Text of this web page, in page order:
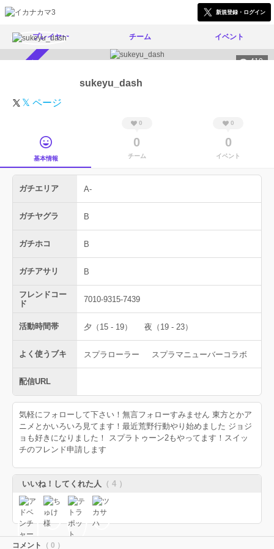
新規登録・ログイン
プレイヤー チーム イベント
419
sukeyu_dash
𝕏 ページ
基本情報
0
0
チーム
0
0
イベント
ガチエリア A-
ガチヤグラ B
ガチホコ B
ガチアサリ B
フレンドコー
ド
7010-9315-7439
活動時間帯 夕（15 - 19） 夜（19 - 23）
よく使うブキ スプラローラー スプラマニューバーコラボ
配信URL
気軽にフォローして下さい！無言フォローすみません 東方とかア
ニメとかいろいろ見てます！最近荒野行動やり始めました ジョジ
ョも好きになりました！ スプラトゥーン2もやってます！スイッ
チのフレンド申請します
いいね！してくれた人 （ 4 ）
コメント （ 0 ）